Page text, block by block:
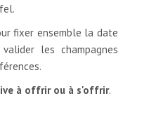
fixer ensemble la date
les champagnes
à offrir ou à s'offrir.